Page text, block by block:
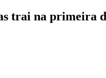
trai na primeira